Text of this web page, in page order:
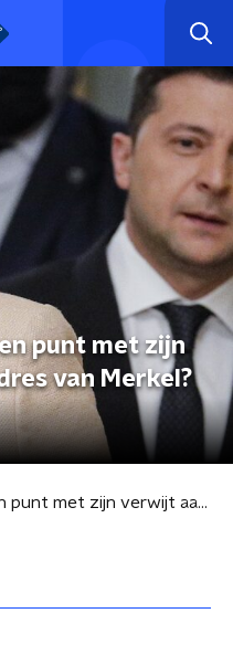
punt met zijn
van Merkel?
Heeft Zelensky een punt met zijn verwijt aan het adres van Merkel?